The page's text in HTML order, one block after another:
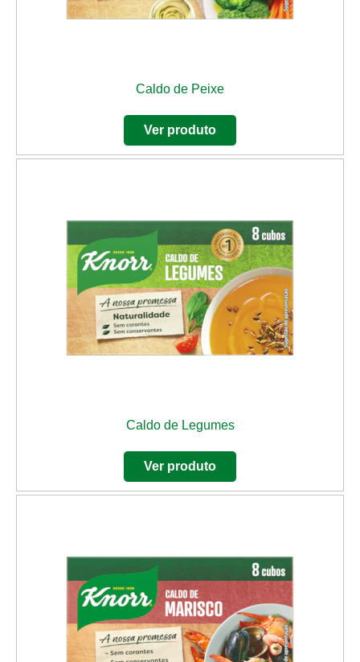
Caldo de Peixe
Ver produto
Caldo de Legumes
Ver produto